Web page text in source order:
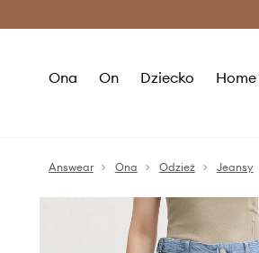
Ona On Dziecko Home
Answear Ona Odzież Jeansy